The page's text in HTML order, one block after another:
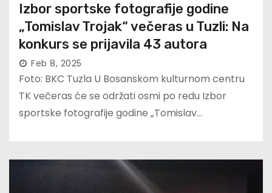
Izbor sportske fotografije godine
„Tomislav Trojak“ večeras u Tuzli: Na
konkurs se prijavila 43 autora
Feb 8, 2025
Foto: BKC Tuzla U Bosanskom kulturnom centru
TK večeras će se održati osmi po redu Izbor
sportske fotografije godine „Tomislav…